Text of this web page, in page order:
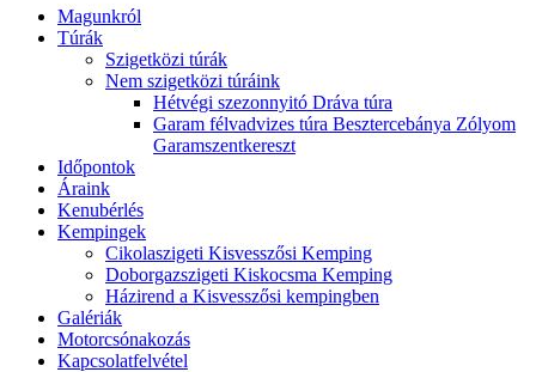
Magunkról
Túrák
Szigetközi túrák
Nem szigetközi túráink
Hétvégi szezonnyitó Dráva túra
Garam félvadvizes túra Besztercebánya Zólyom
Garamszentkereszt
Időpontok
Áraink
Kenubérlés
Kempingek
Cikolaszigeti Kisvesszősi Kemping
Doborgazszigeti Kiskocsma Kemping
Házirend a Kisvesszősi kempingben
Galériák
Motorcsónakozás
Kapcsolatfelvétel